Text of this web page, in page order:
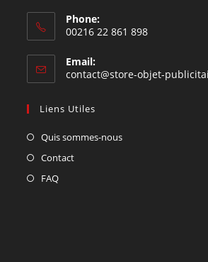
Phone:
00216 22 861 898
Email:
contact@store-objet-
Liens Utiles
Quis sommes-nous
Contact
FAQ